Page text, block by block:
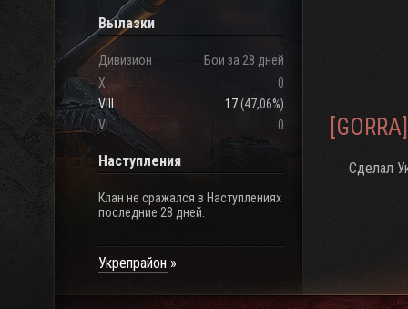
Вылазки
Дивизион
Бои за 28 дней
X
0
VIII
17(47,06%)
VI
0
Наступления
Клан не сражался в Наступлениях
последние 28 дней.
Укрепрайон
[GORRA]
Сделал